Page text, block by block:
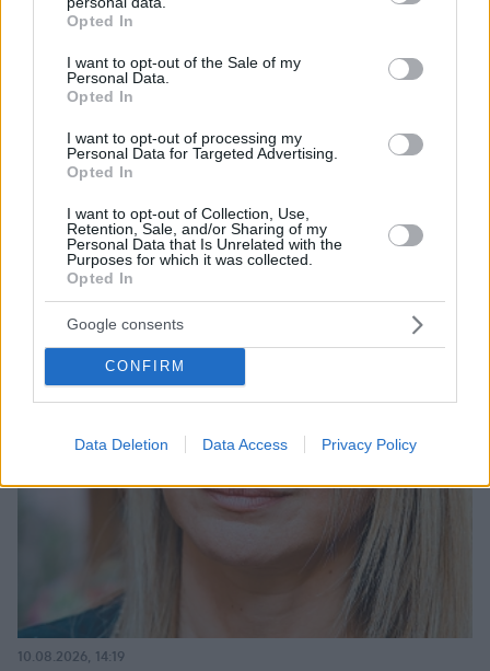
grant or deny consent to Google and its third-party tags to
use your data for below specified purposes in below Google
consent section.
Opted In
I want to opt-out of the Sale of my
Personal Data.
Opted In
I want to opt-out of processing my
Personal Data for Targeted Advertising.
Opted In
I want to opt-out of Collection, Use,
Retention, Sale, and/or Sharing of my
Personal Data that Is Unrelated with the
Purposes for which it was collected.
Opted In
Google consents
CONFIRM
Data Deletion Data Access Privacy Policy
Η Κολομβία κηρύχθηκε σε κατάσταση «εθνικής
καταστροφής» μετά τον σεισμό των 7,4 Ρίχτερ:
Πάνω από 110 νεκροί, ανάμεσά τους και παιδιά,
πριν μία ώρα
10.08.2026, 14:19